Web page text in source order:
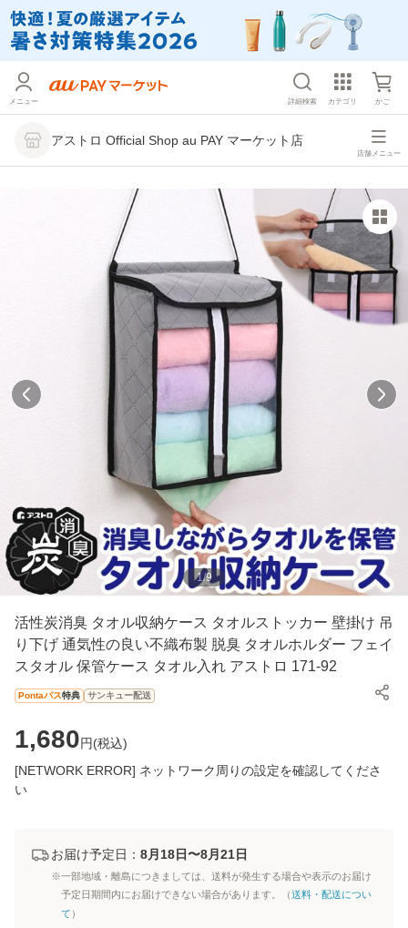
メニュー 詳細検索 カテゴリ かご
アストロ Official Shop au PAY マーケット店
店舗メニュー
1/9
活性炭消臭 タオル収納ケース タオルストッカー 壁掛け 吊
り下げ 通気性の良い不織布製 脱臭 タオルホルダー フェイ
スタオル 保管ケース タオル入れ アストロ 171-92
Pontaパス特典 サンキュー配送
1,680円(税込)
[NETWORK ERROR] ネットワーク周りの設定を確認してくださ
い
お届け予定日： 8月18日〜8月21日
※一部地域・離島につきましては、送料が発生する場合や表示のお届け
予定日期間内にお届けできない場合があります。（送料・配送につい
て ）